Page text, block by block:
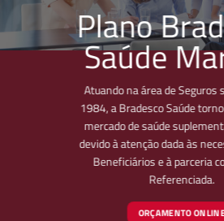
Plano
Saúde
Atuando na área de Seguros
1984, a Bradesco Saúde
mercado de saúde
devido à atenção dada às
Beneficiários e à parceria
Referenciada.
ORÇAMENTO